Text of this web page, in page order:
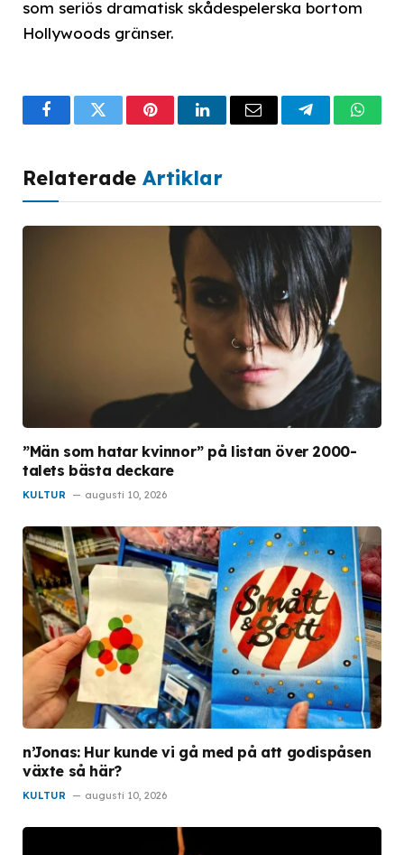
som seriös dramatisk skådespelerska bortom
Hollywoods gränser.
FacebookTwitterPinterestLinkedInEmail Telegram
Relaterade Artiklar
”Män som hatar kvinnor” på listan över 2000-
talets bästa deckare
KULTUR augusti 10, 2026
n’Jonas: Hur kunde vi gå med på att godispåsen
växte så här?
KULTUR augusti 10, 2026